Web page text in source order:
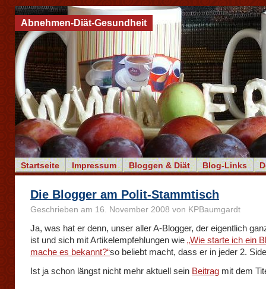
Startseite Impressum Bloggen & Diät Blog-Links
Abnehmen-Diät-Gesundheit
Die Blogger am Polit-Stammtisch
Geschrieben am 16. November 2008 von KPBaumgardt
Ja, was hat er denn, unser aller A-Blogger, der eigentlich
ist und sich mit Artikelempfehlungen wie „Wie starte ich ein
mache es bekannt?“so beliebt macht, dass er in jeder 2.
Ist ja schon längst nicht mehr aktuell sein Beitrag mit dem